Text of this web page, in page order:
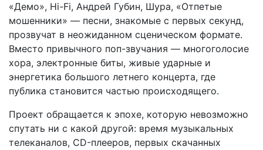
«Демо», Hi-Fi, Андрей Губин, Шура, «Отпетые
мошенники» — песни, знакомые с первых секунд,
прозвучат в неожиданном сценическом формате.
Вместо привычного поп-звучания — многоголосие
хора, электронные биты, живые ударные и
энергетика большого летнего концерта, где
публика становится частью происходящего.
Проект обращается к эпохе, которую невозможно
спутать ни с какой другой: время музыкальных
телеканалов, CD-плееров, первых скачанных